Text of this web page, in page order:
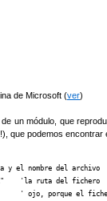
de Microsoft (ver)
un módulo, que
que podemos encontrar
y el nombre del archivo
'la ruta del fichero
' ojo, porque el